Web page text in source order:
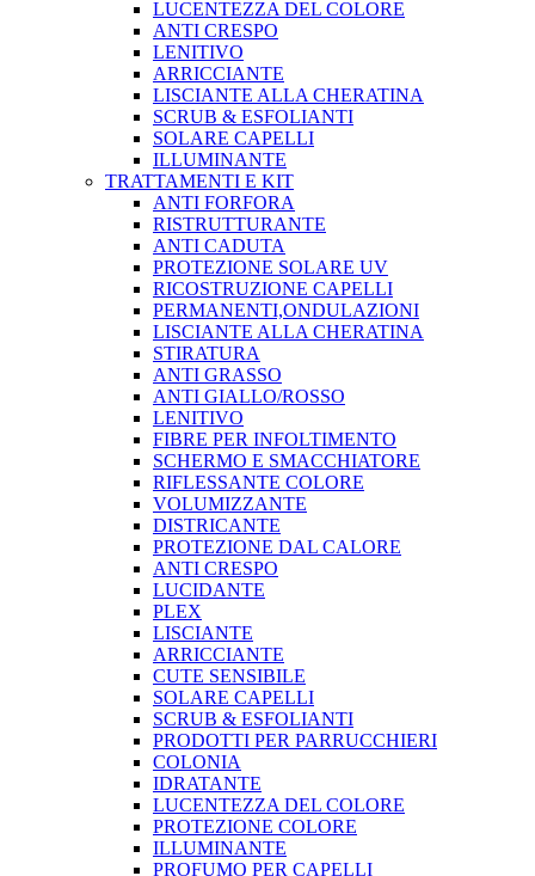
LUCENTEZZA DEL COLORE
ANTI CRESPO
LENITIVO
ARRICCIANTE
LISCIANTE ALLA CHERATINA
SCRUB & ESFOLIANTI
SOLARE CAPELLI
ILLUMINANTE
TRATTAMENTI E KIT
ANTI FORFORA
RISTRUTTURANTE
ANTI CADUTA
PROTEZIONE SOLARE UV
RICOSTRUZIONE CAPELLI
PERMANENTI,ONDULAZIONI
LISCIANTE ALLA CHERATINA
STIRATURA
ANTI GRASSO
ANTI GIALLO/ROSSO
LENITIVO
FIBRE PER INFOLTIMENTO
SCHERMO E SMACCHIATORE
RIFLESSANTE COLORE
VOLUMIZZANTE
DISTRICANTE
PROTEZIONE DAL CALORE
ANTI CRESPO
LUCIDANTE
PLEX
LISCIANTE
ARRICCIANTE
CUTE SENSIBILE
SOLARE CAPELLI
SCRUB & ESFOLIANTI
PRODOTTI PER PARRUCCHIERI
COLONIA
IDRATANTE
LUCENTEZZA DEL COLORE
PROTEZIONE COLORE
ILLUMINANTE
PROFUMO PER CAPELLI